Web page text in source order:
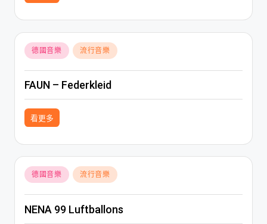
Posted
in
德國音樂 流行音樂
FAUN – Federkleid
看更多
Posted
in
德國音樂 流行音樂
NENA 99 Luftballons